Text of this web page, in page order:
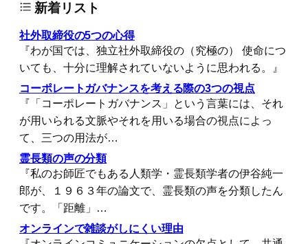
新着リスト
社外取締役の5つの心得
『わが国では、独立社外取締役の（究極の） 使命につ
いても、十分に理解されていないように思われる。』
コーポレートガバナンスを考える際の3つの視点
『「コーポレートガバナンス」という言葉には、それ
が用いられる文脈やそれを用いる場合の視点によっ
て、三つの用法が…
霊長類の声の分類
『私のお師匠でもある人類学・霊長類学者の伊谷純一
郎が、１９６３年の論文で、霊長類の声を分類したん
です。「距離」…
オンラインで雑談がしにくい理由